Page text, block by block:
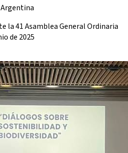
Argentina
la 41 Asamblea General Ordinaria
de 2025